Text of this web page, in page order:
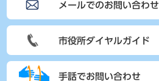
メールでのお問い合わせ
市役所ダイヤルガイド
手話でお問い合わせ